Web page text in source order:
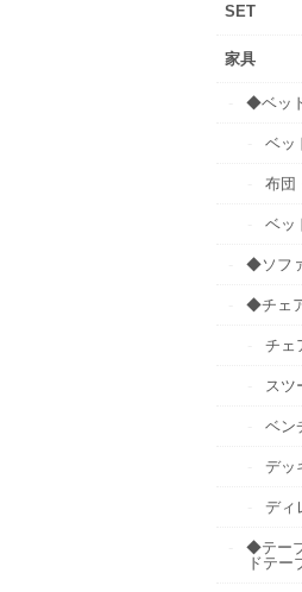
SET
家具
◆ベッ
ベッ
布団
ベッ
◆ソフ
◆チェ
チェ
スツ
ベン
デッ
ディ
◆テー
ドテー